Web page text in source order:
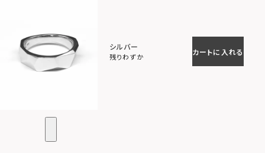
シルバー
残りわずか
カートに入れる